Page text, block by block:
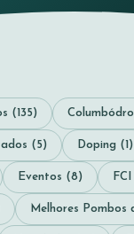
(135)
(5) Doping (1)
Eventos (8)
Melhores Pombos